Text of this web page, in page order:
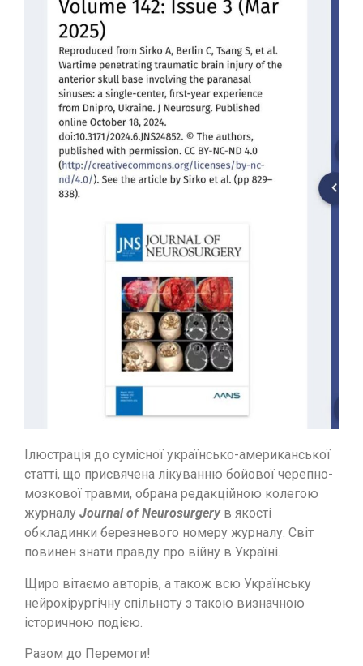
Ілюстрація до сумісної українсько-американської
статті, що присвячена лікуванню бойової черепно-
мозкової травми, обрана редакційною колегою
журналу Journal of Neurosurgeryв якості
обкладинки березневого номеру журналу. Світ
повинен знати правду про війну в Україні.
Щиро вітаємо авторів, а також всю Українську
нейрохірургічну спільноту з такою визначною
історичною подією.
Разом до Перемоги!